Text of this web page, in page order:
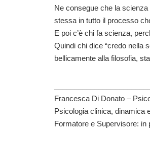
Ne consegue che la
stessa in tutto il processo
E poi c’è chi fa scienza,
Quindi chi dice “credo nella
bellicamente alla filosofia,
Francesca Di Donato –
Psicologia clinica, dinamica
Formatore e Supervisore: in